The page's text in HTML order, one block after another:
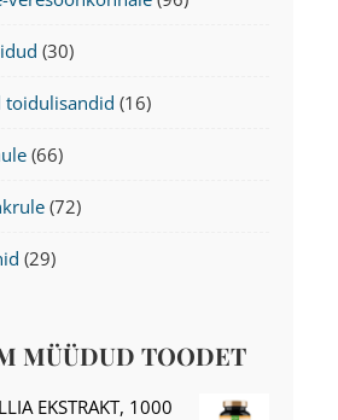
(30)
toidulisandid (16)
(66)
(72)
(29)
MÜÜDUD TOODET
EKSTRAKT, 1000